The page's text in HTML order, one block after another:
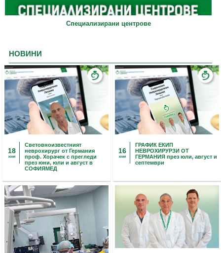
Специализирани центрове
НОВИНИ
18
юни
Световноизвестният
неврохирург от Германия
проф. Хорачек с прегледи
през юни, юли и август в
СОФИЯМЕД
16
юни
ГРАФИК ЕКИП
НЕВРОХИРУРЗИ ОТ
ГЕРМАНИЯ през юли, август и
септември